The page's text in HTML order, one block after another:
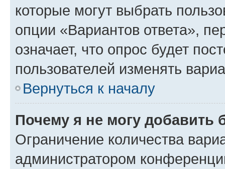
которые могут выбрать
опции «Вариантов ответа»,
означает, что опрос будет
пользователей изменять
Вернуться к началу
Почему я не могу добавить
Ограничение количества
администратором